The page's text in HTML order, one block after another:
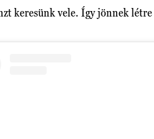
keresünk vele. Így jönnek létre